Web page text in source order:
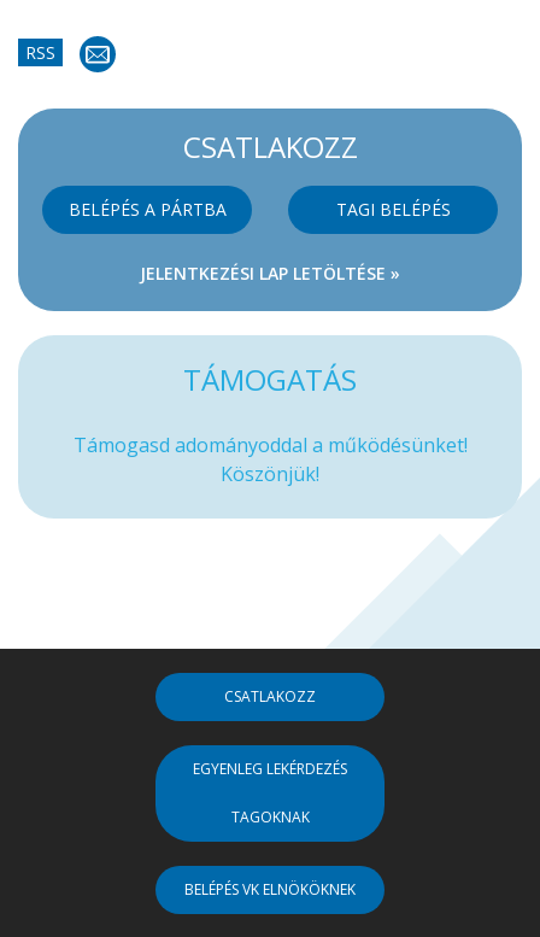
RSS
CSATLAKOZZ
BELÉPÉS A PÁRTBA TAGI BELÉPÉS
JELENTKEZÉSI LAP LETÖLTÉSE »
TÁMOGATÁS
Támogasd adományoddal a működésünket!
Köszönjük!
CSATLAKOZZ
EGYENLEG LEKÉRDEZÉS
TAGOKNAK
BELÉPÉS VK ELNÖKÖKNEK